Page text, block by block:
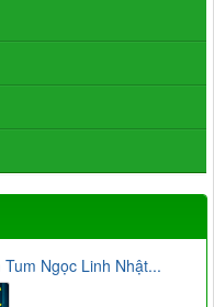
Ngọc Linh Nhật...